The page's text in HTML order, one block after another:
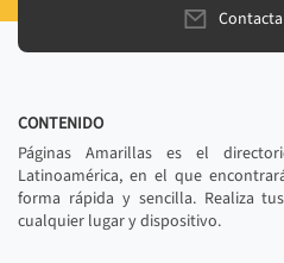
CONTENIDO
Páginas Amarillas es el
Latinoamérica, en el que
forma rápida y sencilla. Realiza
cualquier lugar y dispositivo.